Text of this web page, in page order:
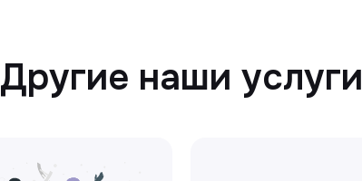
Другие наши услуги